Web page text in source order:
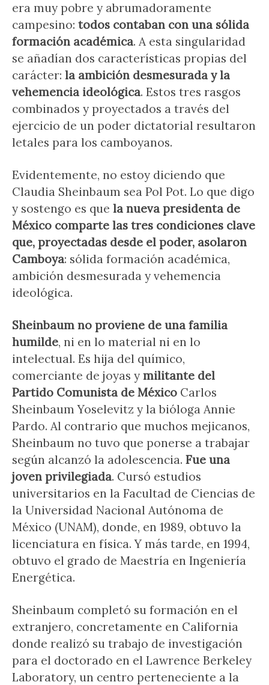
era muy pobre y abrumadoramente
campesino: todos contaban con una sólida
formación académica. A esta singularidad
se añadían dos características propias del
carácter: la ambición desmesurada y la
vehemencia ideológica. Estos tres rasgos
combinados y proyectados a través del
ejercicio de un poder dictatorial resultaron
letales para los camboyanos.
Evidentemente, no estoy diciendo que
Claudia Sheinbaum sea Pol Pot. Lo que digo
y sostengo es que la nueva presidenta de
México comparte las tres condiciones clave
que, proyectadas desde el poder, asolaron
Camboya: sólida formación académica,
ambición desmesurada y vehemencia
ideológica.
Sheinbaum no proviene de una familia
humilde, ni en lo material ni en lo
intelectual. Es hija del químico,
comerciante de joyas y militante del
Partido Comunista de México Carlos
Sheinbaum Yoselevitz y la bióloga Annie
Pardo. Al contrario que muchos mejicanos,
Sheinbaum no tuvo que ponerse a trabajar
según alcanzó la adolescencia. Fue una
joven privilegiada. Cursó estudios
universitarios en la Facultad de Ciencias de
la Universidad Nacional Autónoma de
México (UNAM), donde, en 1989, obtuvo la
licenciatura en física. Y más tarde, en 1994,
obtuvo el grado de Maestría en Ingeniería
Energética.
Sheinbaum completó su formación en el
extranjero, concretamente en California
donde realizó su trabajo de investigación
para el doctorado en el Lawrence Berkeley
Laboratory, un centro perteneciente a la